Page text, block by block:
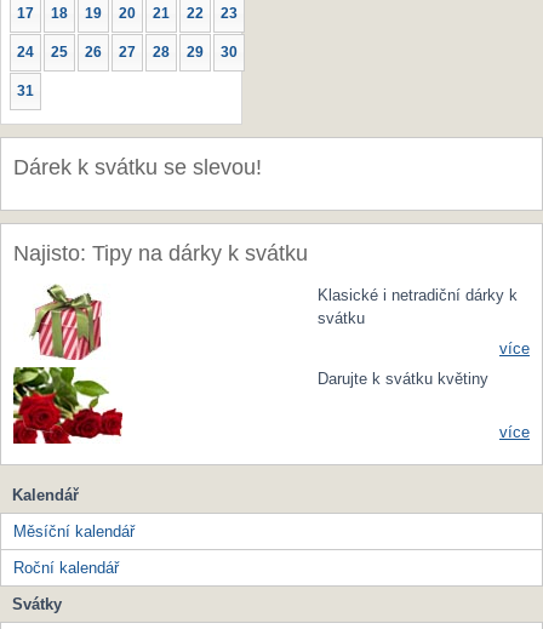
17 18 19 20 21 22 23
24 25 26 27 28 29 30
31
Dárek k svátku se slevou!
Najisto: Tipy na dárky k svátku
Klasické i netradiční dárky k
svátku
více
Darujte k svátku květiny
více
Kalendář
Měsíční kalendář
Roční kalendář
Svátky